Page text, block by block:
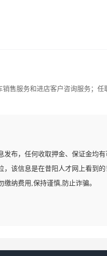
销售服务和进店客户咨询服务；
发布，任何收取押金、保证金均
，该信息是在昔阳人才网上看到的
缴纳费用,保持谨慎,防止诈骗。